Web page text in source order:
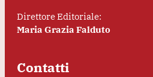
Direttore Editoriale:
Maria Grazia Falduto
Contatti